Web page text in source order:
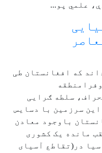
علمي پو...
که افغانستان طی
سلطه ګرایی
سرزمین با دسایس
باوجود معادن
مانده یک کشوری
در(تقاطع آسیای